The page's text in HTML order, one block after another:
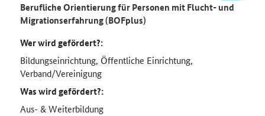
Berufliche Orientierung für Personen mit Flucht- und
Migrationserfahrung (BOFplus)
Wer wird gefördert?:
Bildungseinrichtung, Öffentliche Einrichtung,
Verband/Vereinigung
Was wird gefördert?:
Aus- & Weiterbildung